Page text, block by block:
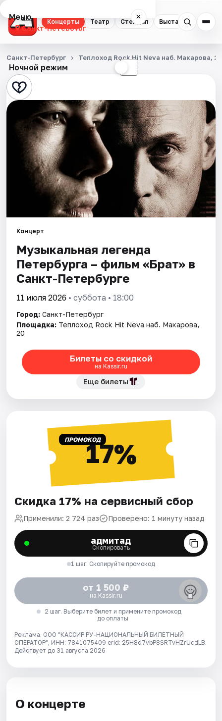
Концерты Театр Стендап Выставки
Меню ×
Санкт-Петербург
Концерты
Театр
Стендап
Выставки
Квесты
Экскурсии
Города
Площадки
Артисты
Рейтинги
Ночной режим ☾
Санкт-Петербург Теплоход Rock Hit Neva наб. Макарова,
Концерт
Музыкальная легенда
Петербурга – фильм «Брат» в
Санкт-Петербурге
11 июля 2026 • суббота • 18:00
Город: Санкт-Петербург
Площадка: Теплоход Rock Hit Neva наб. Макарова,
20
Билеты со скидкой
на Kassir.ru
Еще билеты
ПРОМОКОД17%
Скидка 17% на сервисный сбор
Применили: 2 724 раз Проверено: 1 минуту назад
адмитад
Скопировать
1 шаг. Скопируйте промокод
от 1 500 ₽
на Kassir.ru
2 шаг. Выберите билет и примените промокод
до оплаты
Реклама. ООО "КАССИР.РУ-НАЦИОНАЛЬНЫЙ БИЛЕТНЫЙ
ОПЕРАТОР", ИНН: 7841075409 erid: 25H8d7vbP8SRTvHZrUcdLB.
Действует до 31 августа 2026
О концерте